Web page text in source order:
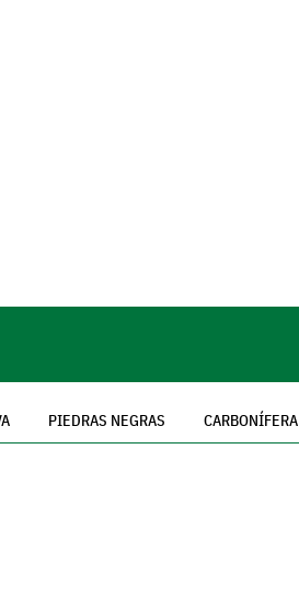
PIEDRAS NEGRAS CARBONÍFERA